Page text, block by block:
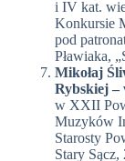
i IV kat.
Konkursie
pod
Pławiaka,
Mikołaj
Rybskiej –
w XXII
Muzyków
Starosty
Stary Sącz,